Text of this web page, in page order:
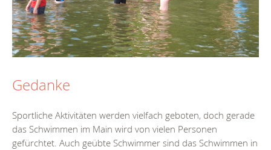
Gedanke
Sportliche Aktivitäten werden vielfach geboten, doch gerade
das Schwimmen im Main wird von vielen Personen
gefürchtet. Auch geübte Schwimmer sind das Schwimmen in